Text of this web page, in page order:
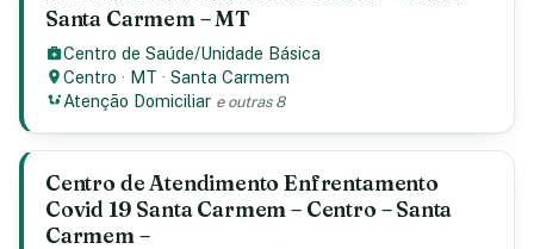
Santa Carmem – MT
Centro de Saúde/Unidade Básica
Centro · MT ·Santa Carmem
Atenção Domiciliar e outras 8
Centro de Atendimento Enfrentamento
Covid 19 Santa Carmem – Centro – Santa
Carmem –